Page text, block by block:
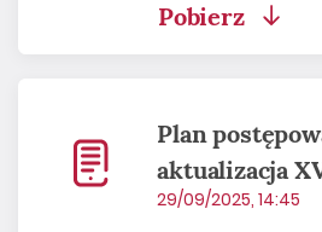
Pobierz
Plan
aktualizacja
29/09/2025, 14:45